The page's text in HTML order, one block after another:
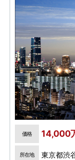
価格 14,000
所在地 東京都渋